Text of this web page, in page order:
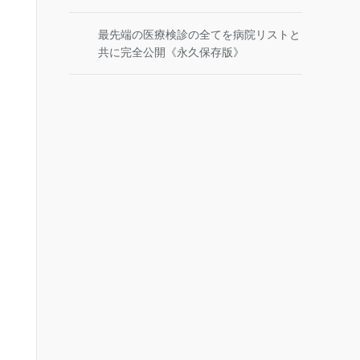
最先端の医療検診の全てを病院リストと
共に完全公開《永久保存版》